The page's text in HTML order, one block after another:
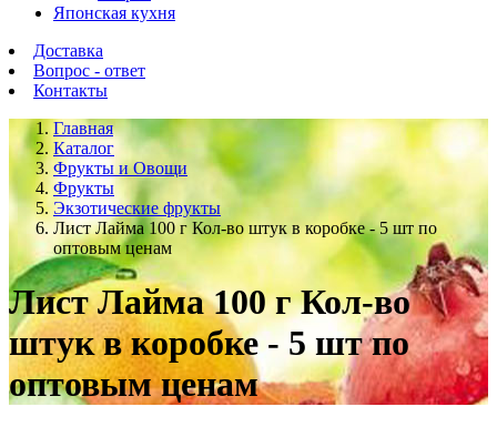
Японская кухня
Доставка
Вопрос - ответ
Контакты
Главная
Каталог
Фрукты и Овощи
Фрукты
Экзотические фрукты
Лист Лайма 100 г Кол-во штук в коробке - 5 шт по
оптовым ценам
Лист Лайма 100 г Кол-во
штук в коробке - 5 шт по
оптовым ценам